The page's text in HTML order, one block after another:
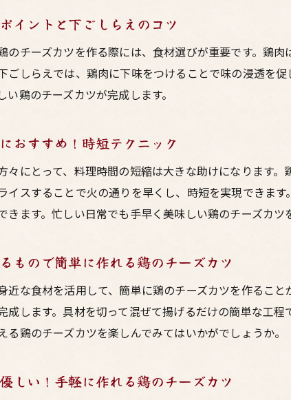
家族全員が喜ぶ外はサク
外はサクサク中は
サクサクな衣の作
特別な日のご馳走
プロの味を再現する家
プロの味を再現！
絶品鶏のチーズカツ
プロ直伝！鶏のチ
レストラン並みの
家庭でも簡単に作れ
素材を活かすシンプ
イントと下ごしらえのコツ
のチーズカツを作る際には、食材選びが重要です。鶏
ごしらえでは、鶏肉に下味をつけることで味の浸透を
い鶏のチーズカツが完成します。
おすすめ！時短テクニック
々にとって、料理時間の短縮は大きな助けになります
イスすることで火の通りを早くし、時短を実現できま
きます。忙しい日常でも手早く美味しい鶏のチーズカ
もので簡単に作れる鶏のチーズカツ
近な食材を活用して、簡単に鶏のチーズカツを作るこ
成します。具材を切って混ぜて揚げるだけの簡単な工
る鶏のチーズカツを楽しんでみてはいかがでしょうか。
しい！手軽に作れる鶏のチーズカツ